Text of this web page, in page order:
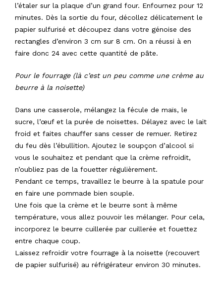
l’étaler sur la plaque d’un grand four. Enfournez pour 12
minutes. Dès la sortie du four, décollez délicatement le
papier sulfurisé et découpez dans votre génoise des
rectangles d’environ 3 cm sur 8 cm. On a réussi à en
faire donc 24 avec cette quantité de pâte.
Pour le fourrage (là c’est un peu comme une crème au
beurre à la noisette)
Dans une casserole, mélangez la fécule de maïs, le
sucre, l’œuf et la purée de noisettes. Délayez avec le lait
froid et faites chauffer sans cesser de remuer. Retirez
du feu dès l’ébullition. Ajoutez le soupçon d’alcool si
vous le souhaitez et pendant que la crème refroidit,
n’oubliez pas de la fouetter régulièrement.
Pendant ce temps, travaillez le beurre à la spatule pour
en faire une pommade bien souple.
Une fois que la crème et le beurre sont à même
température, vous allez pouvoir les mélanger. Pour cela,
incorporez le beurre cuillerée par cuillerée et fouettez
entre chaque coup.
Laissez refroidir votre fourrage à la noisette (recouvert
de papier sulfurisé) au réfrigérateur environ 30 minutes.